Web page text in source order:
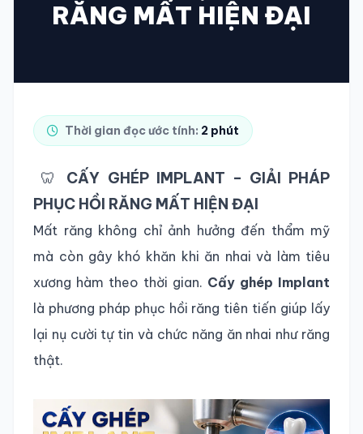
RĂNG MẤT HIỆN ĐẠI
Thời gian đọc ước tính: 2 phút
🦷 CẤY GHÉP IMPLANT – GIẢI PHÁP
PHỤC HỒI RĂNG MẤT HIỆN ĐẠI
Mất răng không chỉ ảnh hưởng đến thẩm mỹ
mà còn gây khó khăn khi ăn nhai và làm tiêu
xương hàm theo thời gian. Cấy ghép Implant
là phương pháp phục hồi răng tiên tiến giúp lấy
lại nụ cười tự tin và chức năng ăn nhai như răng
thật.